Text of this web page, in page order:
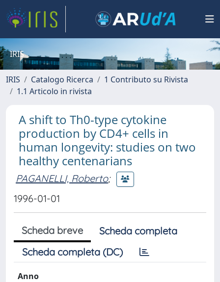
IRIS
IRIS Catalogo Ricerca
1 Contributo su Rivista
1.1 Articolo in rivista
A shift to Th0-type cytokine
production by CD4+ cells in
human longevity: studies on two
healthy centenarians
PAGANELLI, Roberto;
1996-01-01
Scheda breve
Scheda completa
Scheda completa (DC)
Anno